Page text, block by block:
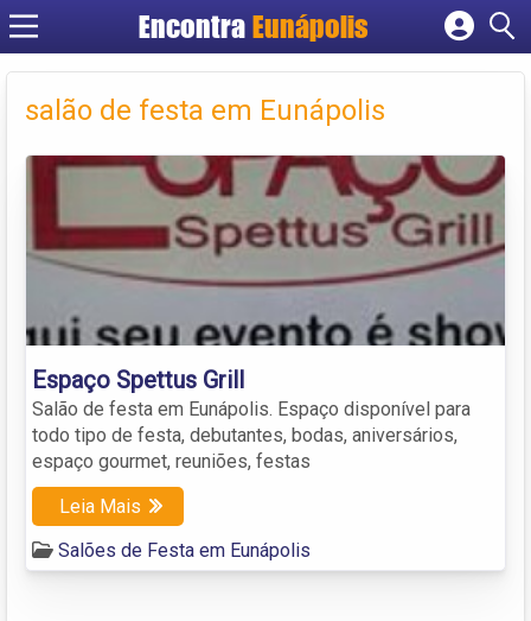
EncontraEunápolis
Cadastrar empresa
Criar conta
salão de festa em Eunápolis
Espaço Spettus Grill
Salão de festa em Eunápolis. Espaço disponível para
todo tipo de festa, debutantes, bodas, aniversários,
espaço gourmet, reuniões, festas
Leia Mais
Salões de Festa em Eunápolis